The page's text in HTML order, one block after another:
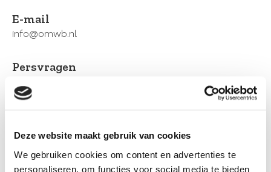
Deze website maakt gebruik van cookies
We gebruiken cookies om content en advertenties te
personaliseren, om functies voor social media te bieden
E-mail
info@omwb.nl
Persvragen
Hanneke Beekers via 06-52 85 75 41, of
communicatie@omwb.nl.
Klachtenregeling
Omgevingsdienst Midden- en West-Brabant hecht er